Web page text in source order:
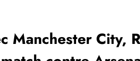
Manchester City,